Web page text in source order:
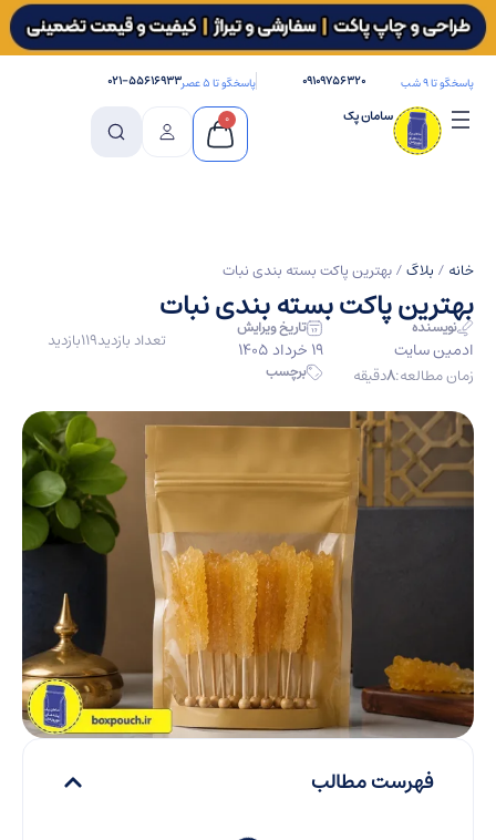
پاسخگو تا ۹ شب ۰۹۱۰۹۷۵۶۳۲۰ پاسخگو تا ۵ عصر ۰۲۱-۵۵۶۱۶۹۳۳
سامان پک 0
خانه/بلاگ/ بهترین پاکت بسته بندی نبات
بهترین پاکت بسته بندی نبات
نویسنده
ادمین سایت
تاریخ ویرایش
19 خرداد 1405 تعداد بازدید119بازدید
زمان مطالعه:8دقیقه برچسب
فهرست مطالب